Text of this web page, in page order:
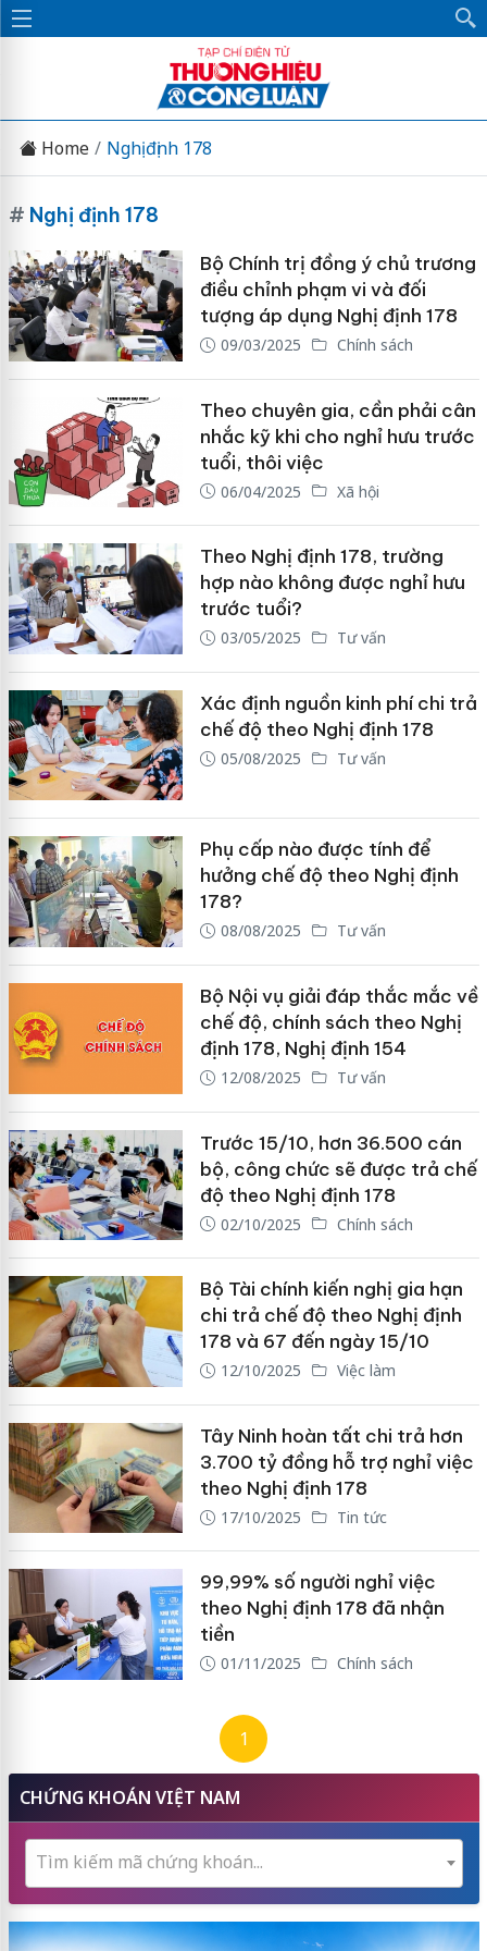
Home Nghị định 178
# Nghị định 178
Bộ Chính trị đồng ý chủ trương
điều chỉnh phạm vi và đối
tượng áp dụng Nghị định 178
09/03/2025 Chính sách
Theo chuyên gia, cần phải cân
nhắc kỹ khi cho nghỉ hưu trước
tuổi, thôi việc
06/04/2025 Xã hội
Theo Nghị định 178, trường
hợp nào không được nghỉ hưu
trước tuổi?
03/05/2025 Tư vấn
Xác định nguồn kinh phí chi trả
chế độ theo Nghị định 178
05/08/2025 Tư vấn
Phụ cấp nào được tính để
hưởng chế độ theo Nghị định
178?
08/08/2025 Tư vấn
Bộ Nội vụ giải đáp thắc mắc về
chế độ, chính sách theo Nghị
định 178, Nghị định 154
12/08/2025 Tư vấn
Trước 15/10, hơn 36.500 cán
bộ, công chức sẽ được trả chế
độ theo Nghị định 178
02/10/2025 Chính sách
Bộ Tài chính kiến nghị gia hạn
chi trả chế độ theo Nghị định
178 và 67 đến ngày 15/10
12/10/2025 Việc làm
Tây Ninh hoàn tất chi trả hơn
3.700 tỷ đồng hỗ trợ nghỉ việc
theo Nghị định 178
17/10/2025 Tin tức
99,99% số người nghỉ việc
theo Nghị định 178 đã nhận
tiền
01/11/2025 Chính sách
1
CHỨNG KHOÁN VIỆT NAM
Tìm kiếm mã chứng khoán...